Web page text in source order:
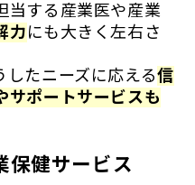
当する産業医や産業
力にも大きく左右さ
したニーズに応える信
サポートサービスも
保健サービス